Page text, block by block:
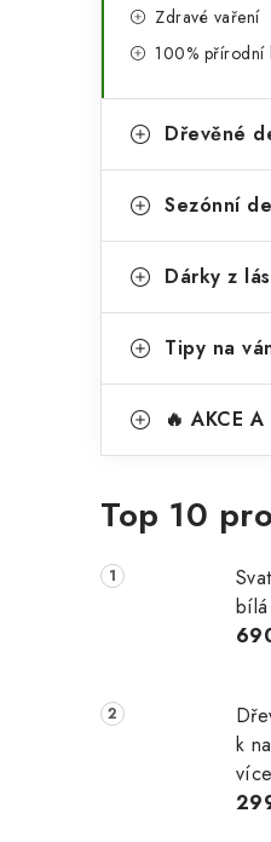
Zdravé vaření
100% přírodní
Dřevěné
Sezónní
Dárky z
Tipy na
🔥 AKCE A
Top 10
k